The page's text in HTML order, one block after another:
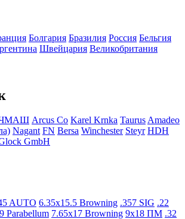
Болгария Бразилия Росcия Бельгия
Швейцария Великобритания
Arcus Co Karel Krnka TaurusAmadeo
Nagant FN Bersa Winchester Steyr HDH
GmbH
AUTO 6.35x15.5 Browning .357 SIG .22
Parabellum 7.65x17 Browning 9x18 ПМ .32